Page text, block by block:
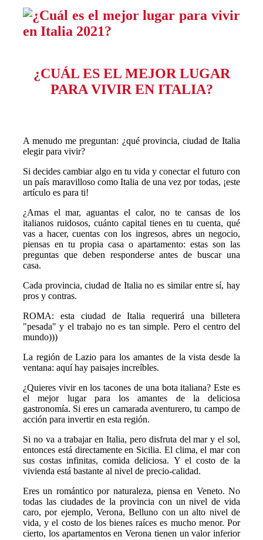
¿CUÁL ES EL MEJOR LUGAR
PARA VIVIR EN ITALIA?
A menudo me preguntan: ¿qué provincia, ciudad de Italia
elegir para vivir?
Si decides cambiar algo en tu vida y conectar el futuro con
un país maravilloso como Italia de una vez por todas, ¡este
artículo es para ti!
¿Amas el mar, aguantas el calor, no te cansas de los
italianos ruidosos, cuánto capital tienes en tu cuenta, qué
vas a hacer, cuentas con los ingresos, abres un negocio,
piensas en tu propia casa o apartamento: estas son las
preguntas que deben responderse antes de buscar una
casa.
Cada provincia, ciudad de Italia no es similar entre sí, hay
pros y contras.
ROMA: esta ciudad de Italia requerirá una billetera
"pesada" y el trabajo no es tan simple. Pero el centro del
mundo)))
La región de Lazio para los amantes de la vista desde la
ventana: aquí hay paisajes increíbles.
¿Quieres vivir en los tacones de una bota italiana? Este es
el mejor lugar para los amantes de la deliciosa
gastronomía. Si eres un camarada aventurero, tu campo de
acción para invertir en esta región.
Si no va a trabajar en Italia, pero disfruta del mar y el sol,
entonces está directamente en Sicilia. El clima, el mar con
sus costas infinitas, comida deliciosa. Y el costo de la
vivienda está bastante al nivel de precio-calidad.
Eres un romántico por naturaleza, piensa en Veneto. No
todas las ciudades de la provincia con un nivel de vida
caro, por ejemplo, Verona, Belluno con un alto nivel de
vida, y el costo de los bienes raíces es mucho menor. Por
cierto, los apartamentos en Verona tienen un valor inferior